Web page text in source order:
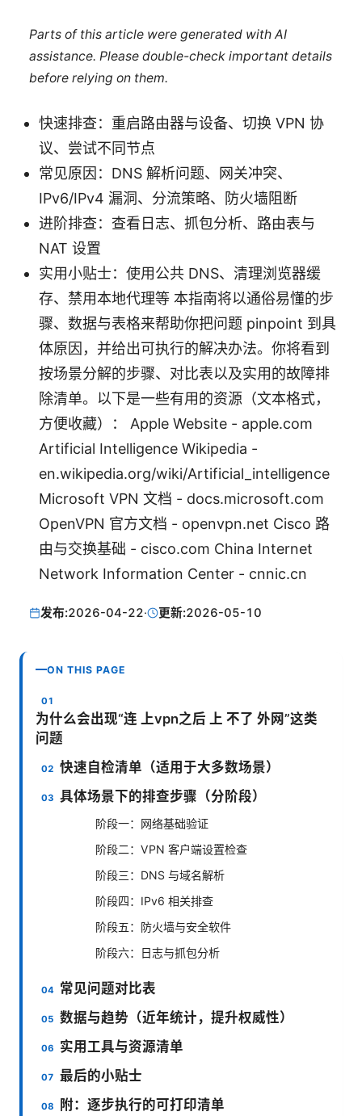
Parts of this article were generated with AI
assistance. Please double-check important details
before relying on them.
快速排查：重启路由器与设备、切换 VPN 协
议、尝试不同节点
常见原因：DNS 解析问题、网关冲突、
IPv6/IPv4 漏洞、分流策略、防火墙阻断
进阶排查：查看日志、抓包分析、路由表与
NAT 设置
实用小贴士：使用公共 DNS、清理浏览器缓
存、禁用本地代理等 本指南将以通俗易懂的步
骤、数据与表格来帮助你把问题 pinpoint 到具
体原因，并给出可执行的解决办法。你将看到
按场景分解的步骤、对比表以及实用的故障排
除清单。以下是一些有用的资源（文本格式，
方便收藏）： Apple Website - apple.com
Artificial Intelligence Wikipedia -
en.wikipedia.org/wiki/Artificial_intelligence
Microsoft VPN 文档 - docs.microsoft.com
OpenVPN 官方文档 - openvpn.net Cisco 路
由与交换基础 - cisco.com China Internet
Network Information Center - cnnic.cn
发布:2026-04-22· 更新:2026-05-10
ON THIS PAGE
为什么会出现“连 上vpn之后 上 不了 外网”这类
问题
快速自检清单（适用于大多数场景）
具体场景下的排查步骤（分阶段）
阶段一：网络基础验证
阶段二：VPN 客户端设置检查
阶段三：DNS 与域名解析
阶段四：IPv6 相关排查
阶段五：防火墙与安全软件
阶段六：日志与抓包分析
常见问题对比表
数据与趋势（近年统计，提升权威性）
实用工具与资源清单
最后的小贴士
附：逐步执行的可打印清单